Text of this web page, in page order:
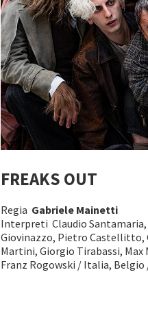
FREAKS OUT
Regia Gabriele Mainetti
Interpreti Claudio Santamaria,
Giovinazzo, Pietro Castellitto,
Martini, Giorgio Tirabassi, Max
Franz Rogowski / Italia, Belgio